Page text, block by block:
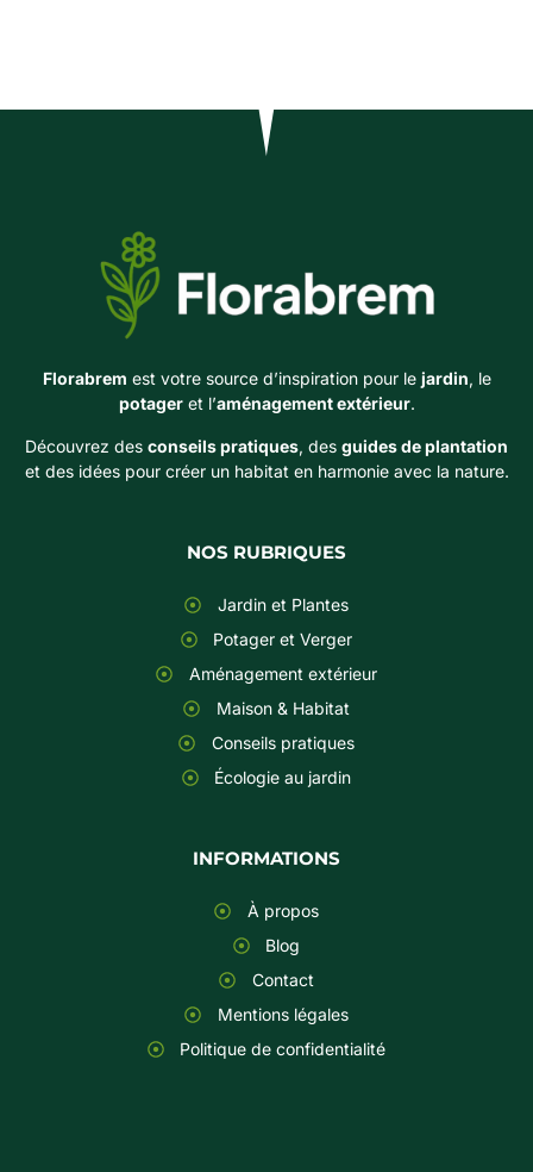
Florabrem est votre source d’inspiration pour le jardin, le
potageret l’aménagement extérieur.
Découvrez des conseils pratiques, des guides de plantation
et des idées pour créer un habitat en harmonie avec la nature.
NOS RUBRIQUES
Jardin et Plantes
Potager et Verger
Aménagement extérieur
Maison & Habitat
Conseils pratiques
Écologie au jardin
INFORMATIONS
À propos
Blog
Contact
Mentions légales
Politique de confidentialité